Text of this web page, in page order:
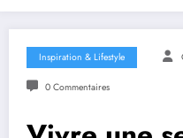
Inspiration & Lifestyle
0 Commentaires